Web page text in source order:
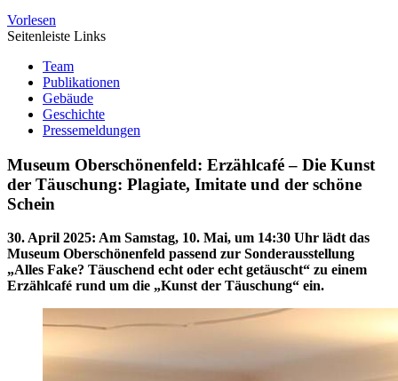
Vorlesen
Seitenleiste Links
Team
Publikationen
Gebäude
Geschichte
Pressemeldungen
Museum Oberschönenfeld: Erzählcafé – Die Kunst
der Täuschung: Plagiate, Imitate und der schöne
Schein
30. April 2025: Am Samstag, 10. Mai, um 14:30 Uhr lädt das
Museum Oberschönenfeld passend zur Sonderausstellung
„Alles Fake? Täuschend echt oder echt getäuscht“ zu einem
Erzählcafé rund um die „Kunst der Täuschung“ ein.